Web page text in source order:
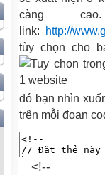
càng
link: http://
tùy chọn cho
đó bạn nhìn
trên mỗi đoạn
<!--